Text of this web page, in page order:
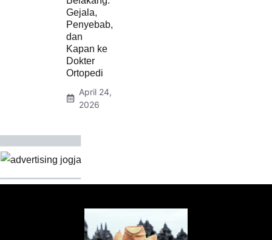
Gejala,
Penyebab,
dan
Kapan ke
Dokter
Ortopedi
April 24,
2026